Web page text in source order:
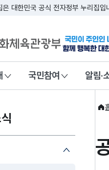
은 대한민국 공식 전자정부 누리집입
육관광부국민이
국민참여 알림·